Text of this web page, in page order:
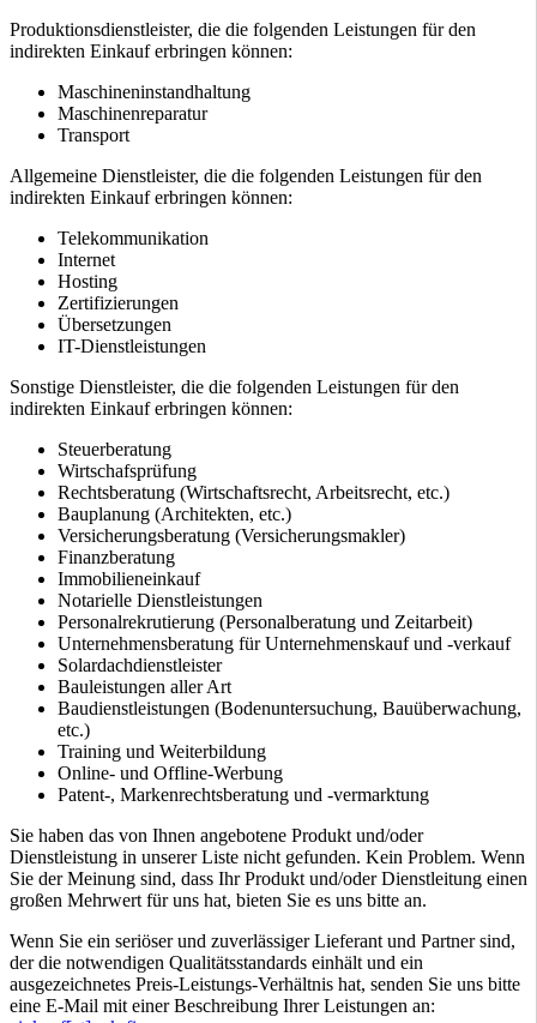
Produktionsdienstleister, die die folgenden Leistungen für den
indirekten Einkauf erbringen können:
Maschineninstandhaltung
Maschinenreparatur
Transport
Allgemeine Dienstleister, die die folgenden Leistungen für den
indirekten Einkauf erbringen können:
Telekommunikation
Internet
Hosting
Zertifizierungen
Übersetzungen
IT-Dienstleistungen
Sonstige Dienstleister, die die folgenden Leistungen für den
indirekten Einkauf erbringen können:
Steuerberatung
Wirtschafsprüfung
Rechtsberatung (Wirtschaftsrecht, Arbeitsrecht, etc.)
Bauplanung (Architekten, etc.)
Versicherungsberatung (Versicherungsmakler)
Finanzberatung
Immobilieneinkauf
Notarielle Dienstleistungen
Personalrekrutierung (Personalberatung und Zeitarbeit)
Unternehmensberatung für Unternehmenskauf und -verkauf
Solardachdienstleister
Bauleistungen aller Art
Baudienstleistungen (Bodenuntersuchung, Bauüberwachung,
etc.)
Training und Weiterbildung
Online- und Offline-Werbung
Patent-, Markenrechtsberatung und -vermarktung
Sie haben das von Ihnen angebotene Produkt und/oder
Dienstleistung in unserer Liste nicht gefunden. Kein Problem. Wenn
Sie der Meinung sind, dass Ihr Produkt und/oder Dienstleitung einen
großen Mehrwert für uns hat, bieten Sie es uns bitte an.
Wenn Sie ein seriöser und zuverlässiger Lieferant und Partner sind,
der die notwendigen Qualitätsstandards einhält und ein
ausgezeichnetes Preis-Leistungs-Verhältnis hat, senden Sie uns bitte
eine E-Mail mit einer Beschreibung Ihrer Leistungen an: